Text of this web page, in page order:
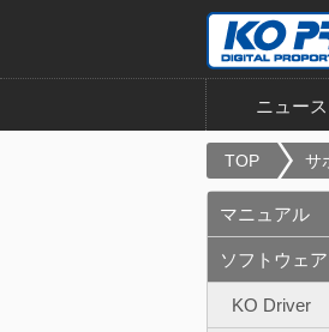
ニュース
TOP サ
マニュアル
ソフトウェア
KO Driver